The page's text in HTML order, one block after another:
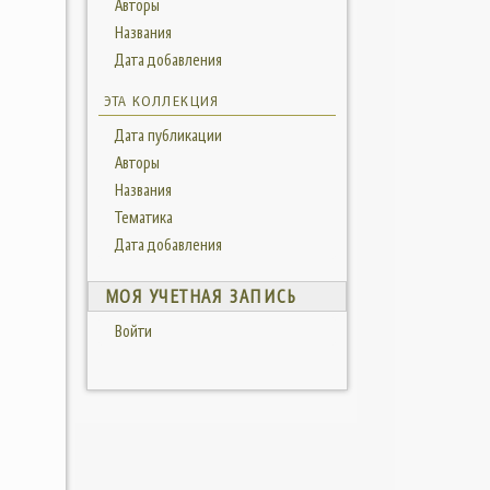
Авторы
Названия
Дата добавления
ЭТА КОЛЛЕКЦИЯ
Дата публикации
Авторы
Названия
Тематика
Дата добавления
МОЯ УЧЕТНАЯ ЗАПИСЬ
Войти